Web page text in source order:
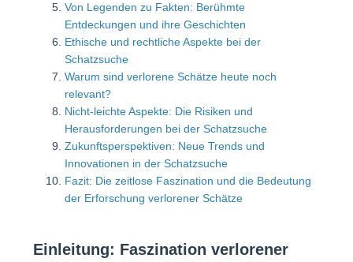
Von Legenden zu Fakten: Berühmte
Entdeckungen und ihre Geschichten
Ethische und rechtliche Aspekte bei der
Schatzsuche
Warum sind verlorene Schätze heute noch
relevant?
Nicht-leichte Aspekte: Die Risiken und
Herausforderungen bei der Schatzsuche
Zukunftsperspektiven: Neue Trends und
Innovationen in der Schatzsuche
Fazit: Die zeitlose Faszination und die Bedeutung
der Erforschung verlorener Schätze
Einleitung: Faszination verlorener